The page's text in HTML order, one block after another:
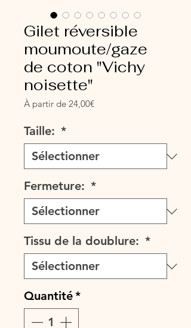
Gilet réversible
moumoute/gaze
de coton "Vichy
noisette"
À partir de 24,00€Prix
Taille: *
Fermeture: *
Tissu de la doublure: *
Quantité*